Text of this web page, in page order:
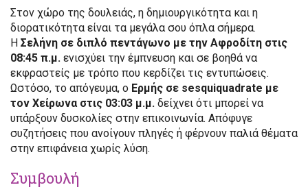
Στον χώρο της δουλειάς, η δημιουργικότητα και η
διορατικότητα είναι τα μεγάλα σου όπλα σήμερα.
Η Σελήνη σε διπλό πεντάγωνο με την Αφροδίτη στις
08:45 π.μ. ενισχύει την έμπνευση και σε βοηθά να
εκφραστείς με τρόπο που κερδίζει τις εντυπώσεις.
Ωστόσο, το απόγευμα, ο Ερμής σε sesquiquadrate με
τον Χείρωνα στις 03:03 μ.μ. δείχνει ότι μπορεί να
υπάρξουν δυσκολίες στην επικοινωνία. Απόφυγε
συζητήσεις που ανοίγουν πληγές ή φέρνουν παλιά θέματα
στην επιφάνεια χωρίς λύση.
Συμβουλή